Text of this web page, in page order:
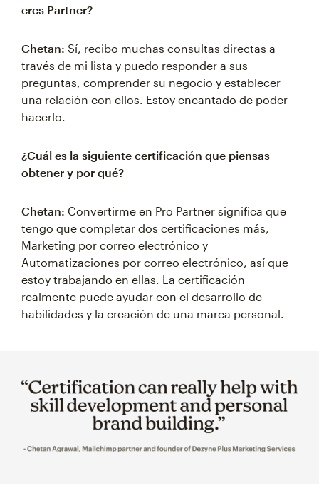
eres Partner?
Chetan: Sí, recibo muchas consultas directas a
través de mi lista y puedo responder a sus
preguntas, comprender su negocio y establecer
una relación con ellos. Estoy encantado de poder
hacerlo.
¿Cuál es la siguiente certificación que piensas
obtener y por qué?
Chetan: Convertirme en Pro Partner significa que
tengo que completar dos certificaciones más,
Marketing por correo electrónico y
Automatizaciones por correo electrónico, así que
estoy trabajando en ellas. La certificación
realmente puede ayudar con el desarrollo de
habilidades y la creación de una marca personal.